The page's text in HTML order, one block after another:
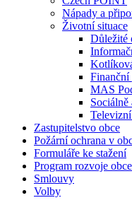
Nápady a
Životní situace
Důležité
Finanční
MAS
Zastupitelstvo obce
Požární ochrana v
Formuláře ke stažení
Program rozvoje
Smlouvy
Volby